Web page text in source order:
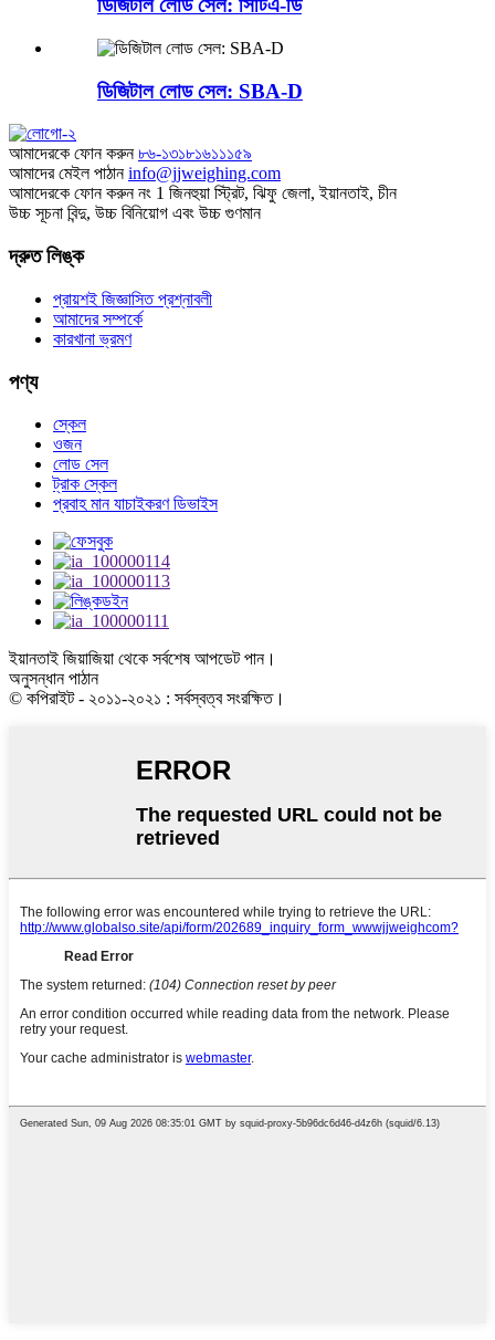
ডিজিটাল লোড সেল: সিটিএ-ডি
ডিজিটাল লোড সেল: SBA-D
আমাদেরকে ফোন করুন ৮৬-১৩১৮১৬১১১৫৯
আমাদের মেইল ​​পাঠান info@jjweighing.com
আমাদেরকে ফোন করুন নং 1 জিনহুয়া স্ট্রিট, ঝিফু জেলা, ইয়ানতাই, চীন
উচ্চ সূচনা বিন্দু, উচ্চ বিনিয়োগ এবং উচ্চ গুণমান
দ্রুত লিঙ্ক
প্রায়শই জিজ্ঞাসিত প্রশ্নাবলী
আমাদের সম্পর্কে
কারখানা ভ্রমণ
পণ্য
স্কেল
ওজন
লোড সেল
ট্রাক স্কেল
প্রবাহ মান যাচাইকরণ ডিভাইস
ইয়ানতাই জিয়াজিয়া থেকে সর্বশেষ আপডেট পান।
অনুসন্ধান পাঠান
© কপিরাইট - ২০১১-২০২১ : সর্বস্বত্ব সংরক্ষিত।